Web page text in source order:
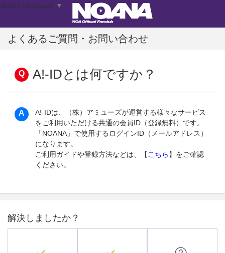
よくあるご質問・お問い合わせ
A!-IDとは何ですか？
A!-IDは、（株）アミューズが運営する様々なサービス
をご利用いただける共通の会員ID（登録無料）です。
「NOANA」で使用するログインID（メールアドレス）
になります。
ご利用ガイドや登録方法などは、【 こちら 】をご確認
ください。
解決しましたか？
Select Language ▼